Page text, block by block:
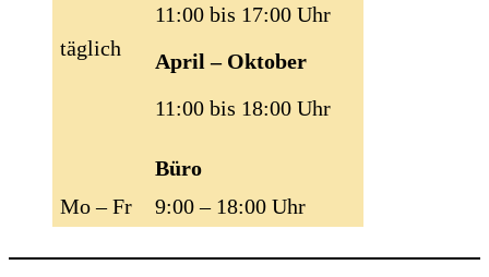
täglich
11:00 bis 17:00 Uhr
April – Oktober
11:00 bis 18:00 Uhr
Büro
Mo – Fr
9:00 – 18:00 Uhr